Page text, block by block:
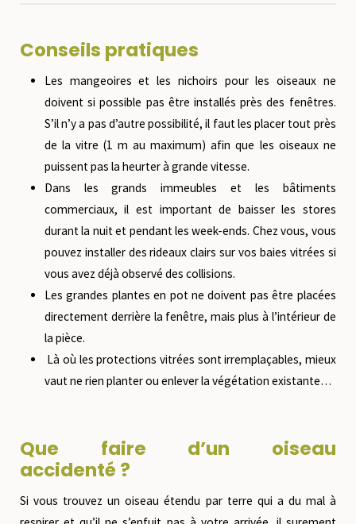
Conseils pratiques
Les mangeoires et les nichoirs pour les oiseaux ne
doivent si possible pas être installés près des fenêtres.
S’il n’y a pas d’autre possibilité, il faut les placer tout près
de la vitre (1 m au maximum) afin que les oiseaux ne
puissent pas la heurter à grande vitesse.
Dans les grands immeubles et les bâtiments
commerciaux, il est important de baisser les stores
durant la nuit et pendant les week-ends. Chez vous, vous
pouvez installer des rideaux clairs sur vos baies vitrées si
vous avez déjà observé des collisions.
Lesgrandes plantes en pot ne doivent pas être placées
directement derrière la fenêtre, mais plus à l’intérieur de
la pièce.
Là où les protections vitrées sont irremplaçables, mieux
vaut ne rien planter ou enlever la végétation existante…
Que faire d’un oiseau
accidenté ?
Si vous trouvez un oiseau étendu par terre qui a du mal à